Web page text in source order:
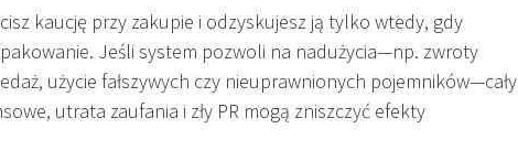
kaucję przy zakupie i odzyskujesz ją tylko wtedy, gdy
Jeśli system pozwoli na nadużycia—np. zwroty
użycie fałszywych czy nieuprawnionych pojemników—cały
utrata zaufania i zły PR mogą zniszczyć efekty